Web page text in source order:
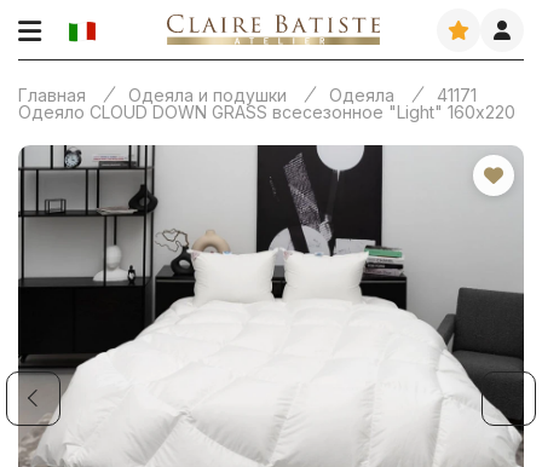
Главная Одеяла и подушки Одеяла
41171
Одеяло CLOUD DOWN GRASS всесезонное "Light" 160х220